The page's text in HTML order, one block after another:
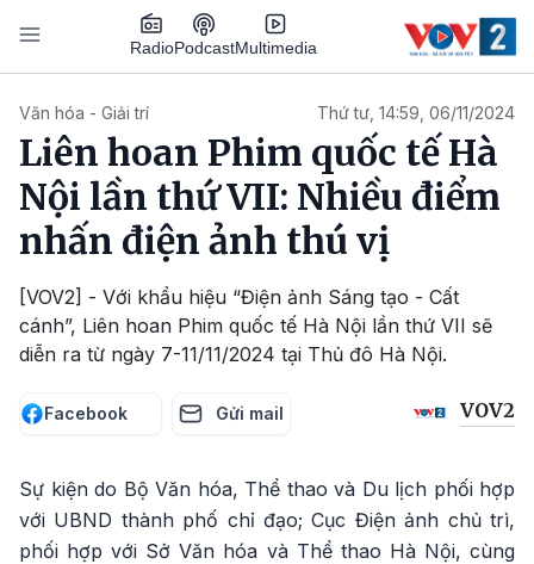
Nhảy đến nội dung
RadioPodcastMultimedia
Văn hóa - Giải trí Thứ tư, 14:59, 06/11/2024
Liên hoan Phim quốc tế Hà
Nội lần thứ VII: Nhiều điểm
nhấn điện ảnh thú vị
[VOV2] - Với khẩu hiệu “Điện ảnh Sáng tạo - Cất
cánh”, Liên hoan Phim quốc tế Hà Nội lần thứ VII sẽ
diễn ra từ ngày 7-11/11/2024 tại Thủ đô Hà Nội.
Facebook Gửi mail VOV2
Sự kiện do Bộ Văn hóa, Thể thao và Du lịch phối hợp
với UBND thành phố chỉ đạo; Cục Điện ảnh chủ trì,
phối hợp với Sở Văn hóa và Thể thao Hà Nội, cùng